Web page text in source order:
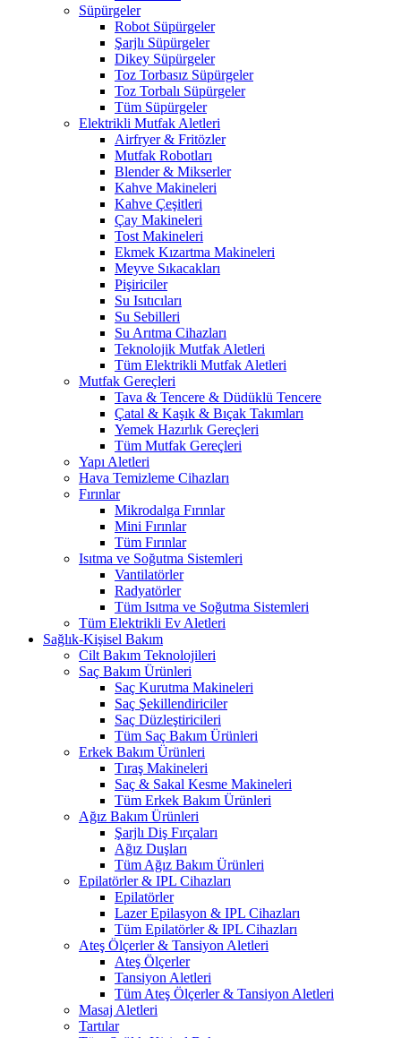
Süpürgeler
Robot Süpürgeler
Şarjlı Süpürgeler
Dikey Süpürgeler
Toz Torbasız Süpürgeler
Toz Torbalı Süpürgeler
Tüm Süpürgeler
Elektrikli Mutfak Aletleri
Airfryer & Fritözler
Mutfak Robotları
Blender & Mikserler
Kahve Makineleri
Kahve Çeşitleri
Çay Makineleri
Tost Makineleri
Ekmek Kızartma Makineleri
Meyve Sıkacakları
Pişiriciler
Su Isıtıcıları
Su Sebilleri
Su Arıtma Cihazları
Teknolojik Mutfak Aletleri
Tüm Elektrikli Mutfak Aletleri
Mutfak Gereçleri
Tava & Tencere & Düdüklü Tencere
Çatal & Kaşık & Bıçak Takımları
Yemek Hazırlık Gereçleri
Tüm Mutfak Gereçleri
Yapı Aletleri
Hava Temizleme Cihazları
Fırınlar
Mikrodalga Fırınlar
Mini Fırınlar
Tüm Fırınlar
Isıtma ve Soğutma Sistemleri
Vantilatörler
Radyatörler
Tüm Isıtma ve Soğutma Sistemleri
Tüm Elektrikli Ev Aletleri
Sağlık-Kişisel Bakım
Cilt Bakım Teknolojileri
Saç Bakım Ürünleri
Saç Kurutma Makineleri
Saç Şekillendiriciler
Saç Düzleştiricileri
Tüm Saç Bakım Ürünleri
Erkek Bakım Ürünleri
Tıraş Makineleri
Saç & Sakal Kesme Makineleri
Tüm Erkek Bakım Ürünleri
Ağız Bakım Ürünleri
Şarjlı Diş Fırçaları
Ağız Duşları
Tüm Ağız Bakım Ürünleri
Epilatörler & IPL Cihazları
Epilatörler
Lazer Epilasyon & IPL Cihazları
Tüm Epilatörler & IPL Cihazları
Ateş Ölçerler & Tansiyon Aletleri
Ateş Ölçerler
Tansiyon Aletleri
Tüm Ateş Ölçerler & Tansiyon Aletleri
Masaj Aletleri
Tartılar